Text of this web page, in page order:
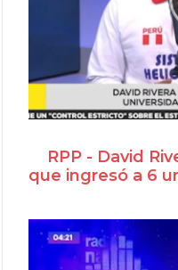
RPP - David
que ingresó a 6